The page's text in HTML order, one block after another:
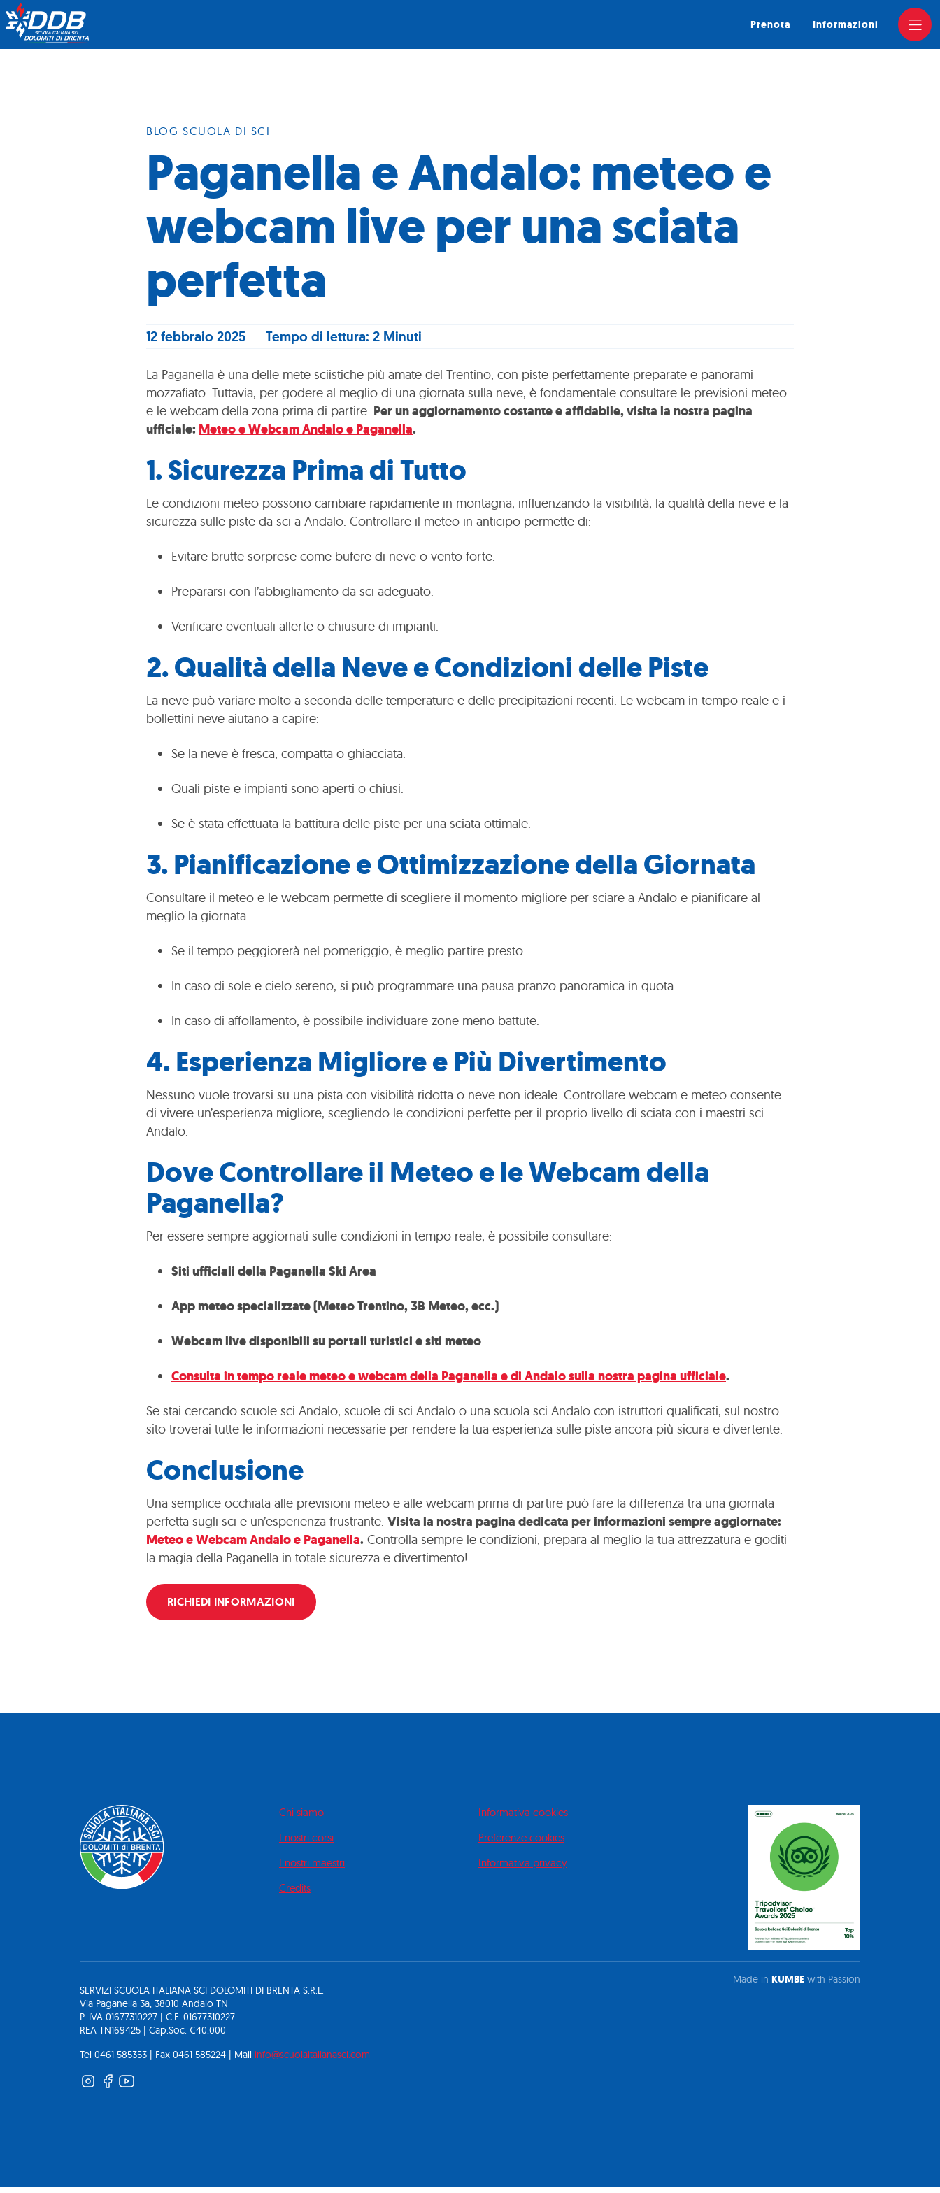
Prenota Informazioni
Paganella e Andalo: meteo e
webcam live per una sciata
perfetta
BLOG SCUOLA DI SCI
12 febbraio 2025 Tempo di lettura: 2 Minuti
La Paganella è una delle mete sciistiche più amate del Trentino, con piste perfettamente preparate e panorami
mozzafiato. Tuttavia, per godere al meglio di una giornata sulla neve, è fondamentale consultare le previsioni meteo
e le webcam della zona prima di partire. Per un aggiornamento costante e affidabile, visita la nostra pagina
ufficiale: Meteo e Webcam Andalo e Paganella.
1.Sicurezza Prima di Tutto
Le condizioni meteo possono cambiare rapidamente in montagna, influenzando la visibilità, la qualità della neve e la
sicurezza sulle piste da sci a Andalo. Controllare il meteo in anticipo permette di:
Evitare brutte sorprese come bufere di neve o vento forte.
Prepararsi con l’abbigliamento da sci adeguato.
Verificare eventuali allerte o chiusure di impianti.
2.Qualità della Neve e Condizioni delle Piste
La neve può variare molto a seconda delle temperature e delle precipitazioni recenti. Le webcam in tempo reale e i
bollettini neve aiutano a capire:
Se la neve è fresca, compatta o ghiacciata.
Quali piste e impianti sono aperti o chiusi.
Se è stata effettuata la battitura delle piste per una sciata ottimale.
3.Pianificazione e Ottimizzazione della Giornata
Consultare il meteo e le webcam permette di scegliere il momento migliore per sciare a Andalo e pianificare al
meglio la giornata:
Se il tempo peggiorerà nel pomeriggio, è meglio partire presto.
In caso di sole e cielo sereno, si può programmare una pausa pranzo panoramica in quota.
In caso di affollamento, è possibile individuare zone meno battute.
4.Esperienza Migliore e Più Divertimento
Nessuno vuole trovarsi su una pista con visibilità ridotta o neve non ideale. Controllare webcam e meteo consente
di vivere un’esperienza migliore, scegliendo le condizioni perfette per il proprio livello di sciata con i maestri sci
Andalo.
Dove Controllare il Meteo e le Webcam della
Paganella?
Per essere sempre aggiornati sulle condizioni in tempo reale, è possibile consultare:
Siti ufficiali della Paganella Ski Area
App meteo specializzate (Meteo Trentino, 3B Meteo, ecc.)
Webcam live disponibili su portali turistici e siti meteo
Consulta in tempo reale meteo e webcam della Paganella e di Andalo sulla nostra pagina ufficiale.
Se stai cercando scuole sci Andalo, scuole di sci Andalo o una scuola sci Andalo con istruttori qualificati, sul nostro
sito troverai tutte le informazioni necessarie per rendere la tua esperienza sulle piste ancora più sicura e divertente.
Conclusione
Una semplice occhiata alle previsioni meteo e alle webcam prima di partire può fare la differenza tra una giornata
perfetta sugli sci e un’esperienza frustrante. Visita la nostra pagina dedicata per informazioni sempre aggiornate:
Meteo e Webcam Andalo e Paganella. Controlla sempre le condizioni, prepara al meglio la tua attrezzatura e goditi
la magia della Paganella in totale sicurezza e divertimento!
RICHIEDI INFORMAZIONI
Chi siamo
I nostri corsi
I nostri maestri
Credits
Informativa cookies
Preferenze cookies
Informativa privacy
SERVIZI SCUOLA ITALIANA SCI DOLOMITI DI BRENTA S.R.L.
Via Paganella 3a, 38010 Andalo TN
P. IVA 01677310227 | C.F. 01677310227
REA TN169425 | Cap.Soc. €40.000
Tel 0461 585353 | Fax 0461 585224 | Mail info@scuolaitalianasci.com
Made in KUMBE with Passion